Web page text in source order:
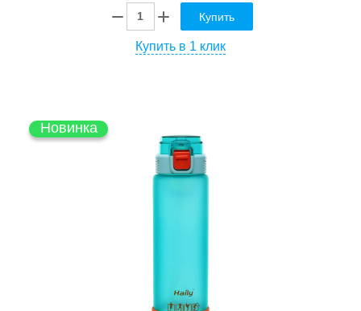
Купить
Купить в 1 клик
Новинка